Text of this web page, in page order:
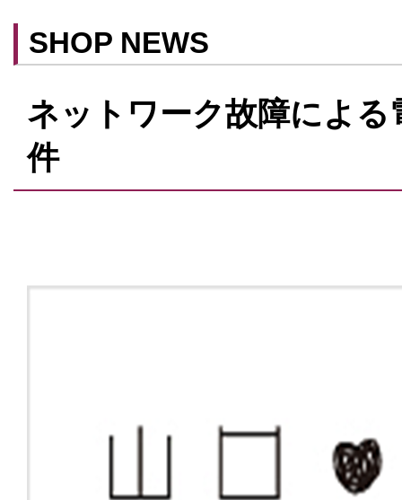
SHOP NEWS
ネットワーク故障によ
件